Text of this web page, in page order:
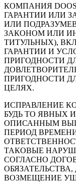
КОМПАНИЯ
ГАРАНТИИ ИЛИ
ИЛИ
ЗАКОНОМ ИЛИ
ТИТУЛЬНЫХ),
ГАРАНТИИ И
ПРИГОДНОСТИ
ПРИГОДНОСТИ
ЦЕЛЯХ.
ИСПРАВЛЕНИЕ
БУДЬ ТО ЯВНЫХ
ОПИСАННЫМ
ПЕРИОД
ТАКОВЫЕ
СОГЛАСНО
ВОЗМЕЩЕНИЕ